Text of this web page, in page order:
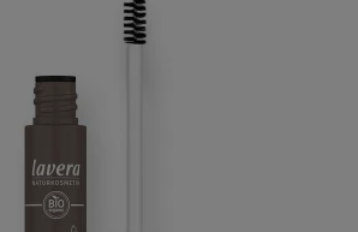
winkelwagen is leeg.